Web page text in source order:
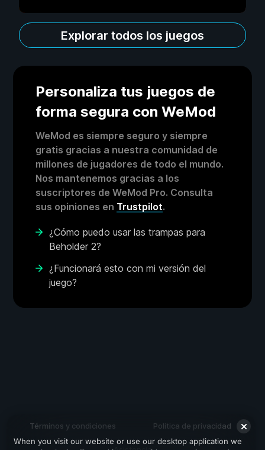
Explorar todos los juegos
Personaliza tus juegos de
forma segura con WeMod
WeMod es siempre seguro y siempre
gratis gracias a nuestra comunidad de
millones de jugadores de todo el mundo.
Nos mantenemos gracias a los
suscriptores de WeMod Pro. Consulta
sus opiniones en Trustpilot.
¿Cómo puedo usar las trampas para
Beholder 2?
¿Funcionará esto con mi versión del
juego?
Términos y condiciones Politica de privacidad
When you visit our website or use our desktop application we